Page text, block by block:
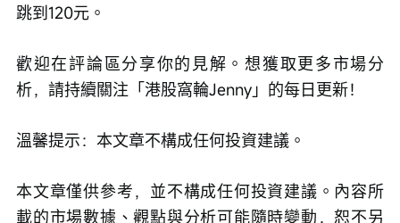
跳到120元。
歡迎在評論區分享你的見解。想獲取更多市場分
析，請持續關注「港股窩輪Jenny」的每日更新！
溫馨提示：本文章不構成任何投資建議。
本文章僅供參考，並不構成任何投資建議。內容所
載的市場數據、觀點與分析可能隨時變動，恕不另